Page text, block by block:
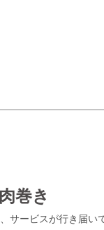
巻き
サービスが行き届い